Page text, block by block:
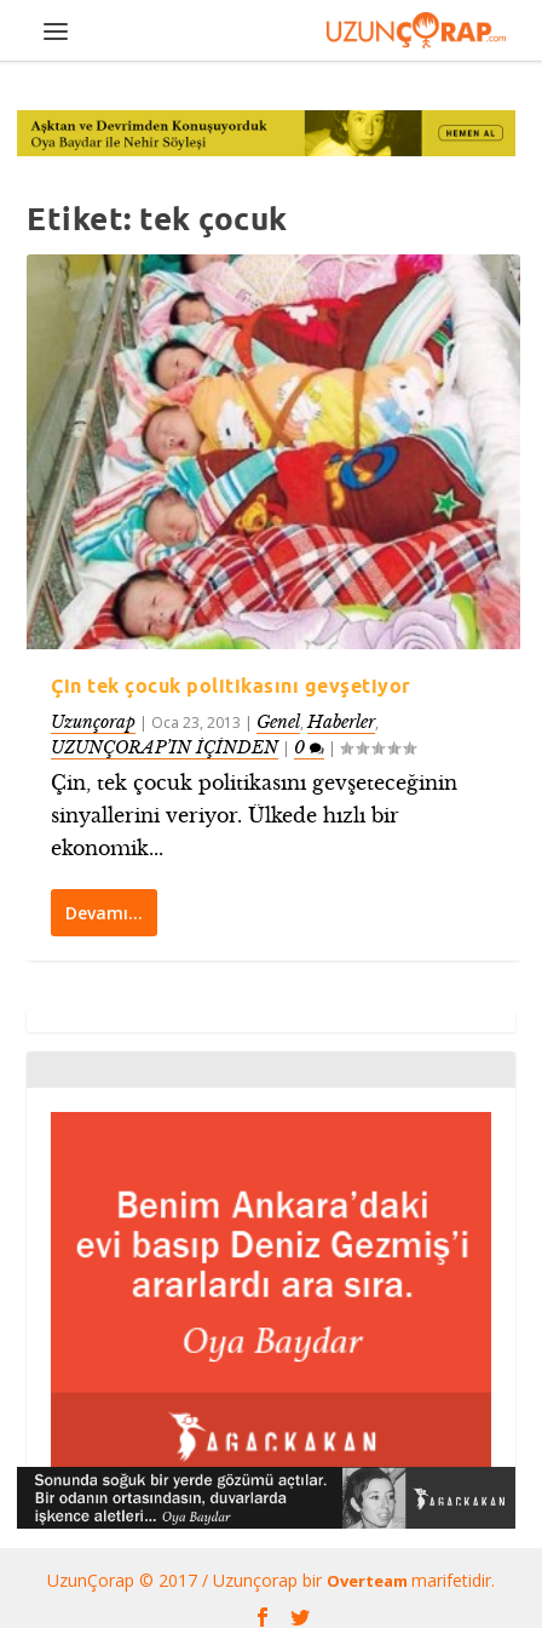
Etiket: tek çocuk
Çin tek çocuk politikasını gevşetiyor
Uzunçorap | Oca 23, 2013 | Genel,Haberler,
UZUNÇORAP’IN İÇİNDEN| 0 |
Çin, tek çocuk politikasını gevşeteceğinin
sinyallerini veriyor. Ülkede hızlı bir
ekonomik...
Devamı…
UzunÇorap © 2017 / Uzunçorap bir Overteam marifetidir.